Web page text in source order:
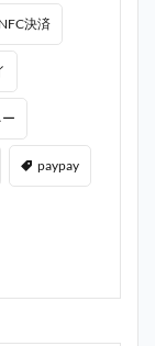
NFC決済
paypay